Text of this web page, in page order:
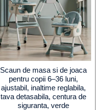
Scaun de masa si de joaca
pentru copii 6–36 luni,
ajustabil, inaltime reglabila,
tava detasabila, centura de
siguranta, verde